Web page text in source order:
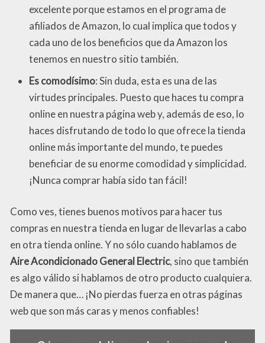
excelente porque estamos en el programa de
afiliados de Amazon, lo cual implica que todos y
cada uno de los beneficios que da Amazon los
tenemos en nuestro sitio también.
Es comodísimo: Sin duda, esta es una de las
virtudes principales. Puesto que haces tu compra
online en nuestra página web y, además de eso, lo
haces disfrutando de todo lo que ofrece la tienda
online más importante del mundo, te puedes
beneficiar de su enorme comodidad y simplicidad.
¡Nunca comprar había sido tan fácil!
Como ves, tienes buenos motivos para hacer tus
compras en nuestra tienda en lugar de llevarlas a cabo
en otra tienda online. Y no sólo cuando hablamos de
Aire Acondicionado General Electric, sino que también
es algo válido si hablamos de otro producto cualquiera.
De manera que… ¡No pierdas fuerza en otras páginas
web que son más caras y menos confiables!